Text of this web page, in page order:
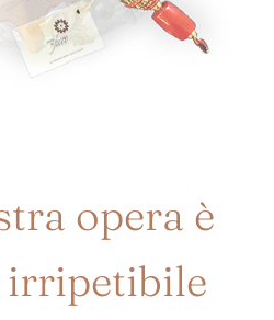
opera è
irripetibile